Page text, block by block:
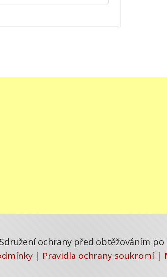
ochrany před obtěžováním po
| Pravidla ochrany soukromí |